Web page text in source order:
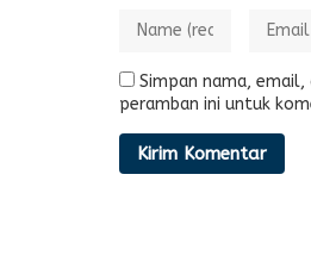
Simpan nama,
peramban ini untuk